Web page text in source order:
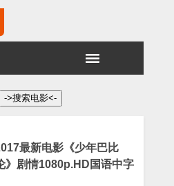
最新电影《少年巴比
》剧情1080p.HD国语中字